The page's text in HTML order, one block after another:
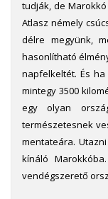
tudják, de
Atlasz némely
délre megyünk,
hasonlítható
napfelkeltét. És
mintegy 3500
egy olyan
természetesnek
mentateára.
kínáló
vendégszerető